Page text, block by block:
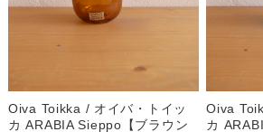
Oiva Toikka / オイバ・トイッ
カ ARABIA Sieppo【ブラウン
Oiva
カ